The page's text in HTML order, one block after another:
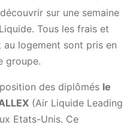
sur une semaine
Tous les frais et
au logement sont pris en
groupe.
des diplômés le
(Air Liquide Leading
Etats-Unis. Ce